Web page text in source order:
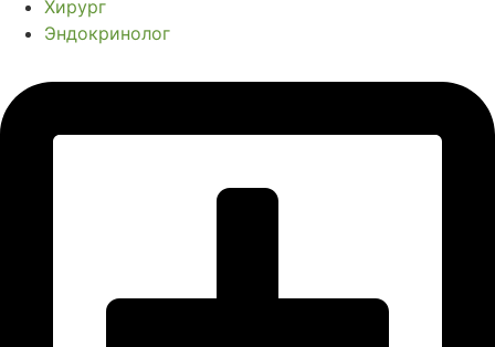
Хирург
Эндокринолог